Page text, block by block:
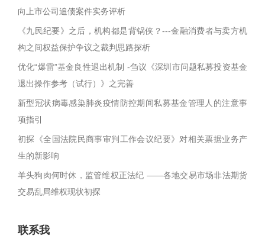
向上市公司追债案件实务评析
《九民纪要》之后，机构都是背锅侠？---金融消费者与卖方机
构之间权益保护争议之裁判思路探析
优化“爆雷”基金良性退出机制 -刍议《深圳市问题私募投资基金
退出操作参考（试行）》之完善
新型冠状病毒感染肺炎疫情防控期间私募基金管理人的注意事
项指引
初探《全国法院民商事审判工作会议纪要》对相关票据业务产
生的新影响
羊头狗肉何时休，监管维权正法纪 ——各地交易市场非法期货
交易乱局维权现状初探
联系我